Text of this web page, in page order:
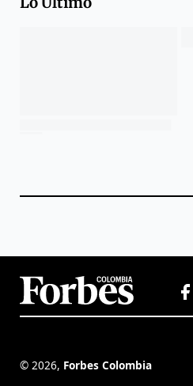
© 2026, Forbes Colombia